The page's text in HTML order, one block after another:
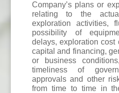
Company’s plans or
relating to the
exploration activities,
possibility of
delays, exploration cost
capital and financing,
or business
timeliness of
approvals and other
from time to time in